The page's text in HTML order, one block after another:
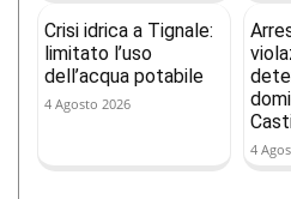
Crisi idrica a Tignale:
limitato l’uso
dell’acqua potabile
4 Agosto 2026
4